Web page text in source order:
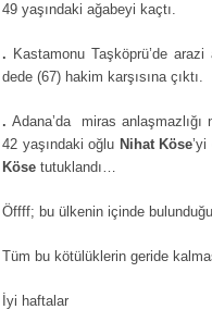
49 yaşındaki ağabeyi kaçtı.
. Kastamonu Taşköprü’de
dede (67) hakim karşısına çıktı.
. Adana’da miras
42 yaşındaki oğlu Nihat Köse
Köse tutuklandı…
Öffff; bu ülkenin içinde
Tüm bu kötülüklerin geride
İyi haftalar